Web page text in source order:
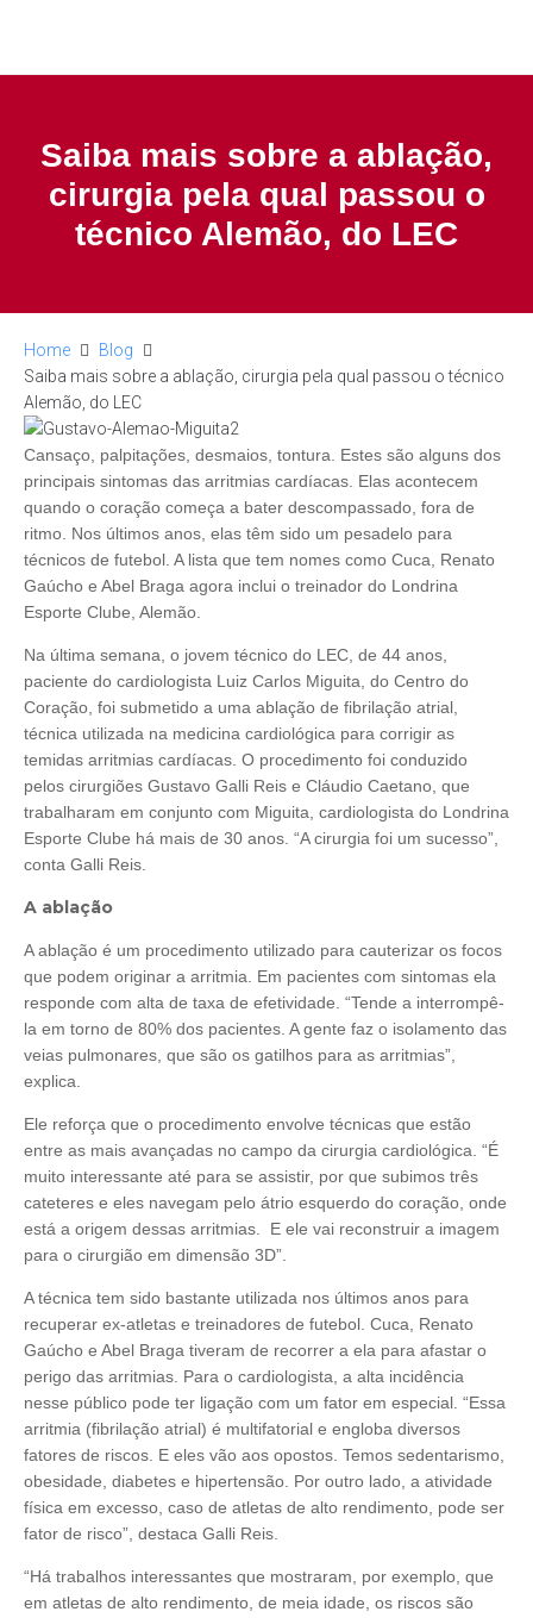
Saiba mais sobre a ablação,
cirurgia pela qual passou o
técnico Alemão, do LEC
Home
Blog
Saiba mais sobre a ablação, cirurgia pela qual passou o técnico
Alemão, do LEC
Cansaço, palpitações, desmaios, tontura. Estes são alguns dos
principais sintomas das arritmias cardíacas. Elas acontecem
quando o coração começa a bater descompassado, fora de
ritmo. Nos últimos anos, elas têm sido um pesadelo para
técnicos de futebol. A lista que tem nomes como Cuca, Renato
Gaúcho e Abel Braga agora inclui o treinador do Londrina
Esporte Clube, Alemão.
Na última semana, o jovem técnico do LEC, de 44 anos,
paciente do cardiologista Luiz Carlos Miguita, do Centro do
Coração, foi submetido a uma ablação de fibrilação atrial,
técnica utilizada na medicina cardiológica para corrigir as
temidas arritmias cardíacas. O procedimento foi conduzido
pelos cirurgiões Gustavo Galli Reis e Cláudio Caetano, que
trabalharam em conjunto com Miguita, cardiologista do Londrina
Esporte Clube há mais de 30 anos. “A cirurgia foi um sucesso”,
conta Galli Reis.
A ablação
A ablação é um procedimento utilizado para cauterizar os focos
que podem originar a arritmia. Em pacientes com sintomas ela
responde com alta de taxa de efetividade. “Tende a interrompê-
la em torno de 80% dos pacientes. A gente faz o isolamento das
veias pulmonares, que são os gatilhos para as arritmias”,
explica.
Ele reforça que o procedimento envolve técnicas que estão
entre as mais avançadas no campo da cirurgia cardiológica. “É
muito interessante até para se assistir, por que subimos três
cateteres e eles navegam pelo átrio esquerdo do coração, onde
está a origem dessas arritmias. E ele vai reconstruir a imagem
para o cirurgião em dimensão 3D”.
A técnica tem sido bastante utilizada nos últimos anos para
recuperar ex-atletas e treinadores de futebol. Cuca, Renato
Gaúcho e Abel Braga tiveram de recorrer a ela para afastar o
perigo das arritmias. Para o cardiologista, a alta incidência
nesse público pode ter ligação com um fator em especial. “Essa
arritmia (fibrilação atrial) é multifatorial e engloba diversos
fatores de riscos. E eles vão aos opostos. Temos sedentarismo,
obesidade, diabetes e hipertensão. Por outro lado, a atividade
física em excesso, caso de atletas de alto rendimento, pode ser
fator de risco”, destaca Galli Reis.
“Há trabalhos interessantes que mostraram, por exemplo, que
em atletas de alto rendimento, de meia idade, os riscos são